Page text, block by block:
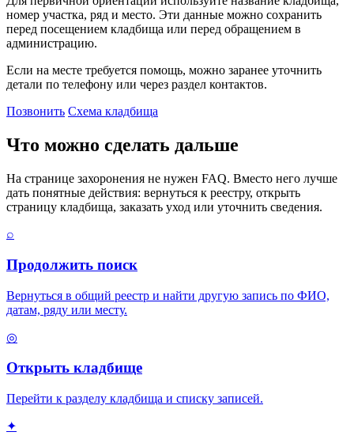
номер участка, ряд и место. Эти данные можно сохранить
перед посещением кладбища или перед обращением в
администрацию.
Если на месте требуется помощь, можно заранее уточнить
детали по телефону или через раздел контактов.
Позвонить Схема кладбища
Что можно сделать дальше
На странице захоронения не нужен FAQ. Вместо него лучше
дать понятные действия: вернуться к реестру, открыть
страницу кладбища, заказать уход или уточнить сведения.
⌕
Продолжить поиск
Вернуться в общий реестр и найти другую запись по ФИО,
датам, ряду или месту.
◎
Открыть кладбище
Перейти к разделу кладбища и списку записей.
✦